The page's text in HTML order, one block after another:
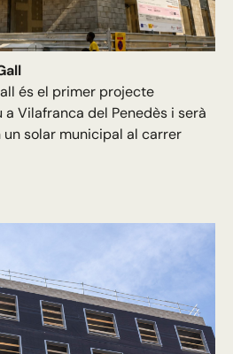
és el primer projecte
Vilafranca del Penedès i serà
solar municipal al carrer